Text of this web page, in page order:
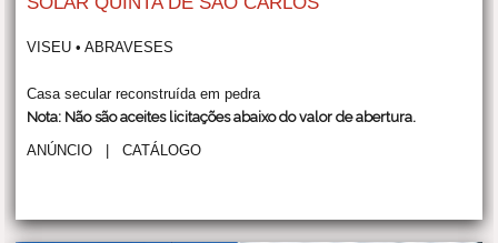
VISEU • ABRAVESES
Casa secular reconstruída em pedra
Nota: Não são aceites licitações abaixo do valor de abertura.
ANÚNCIO |CATÁLOGO